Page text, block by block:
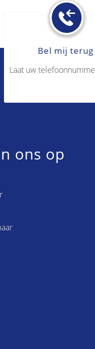
Bel mij terug
Laat uw
ons op